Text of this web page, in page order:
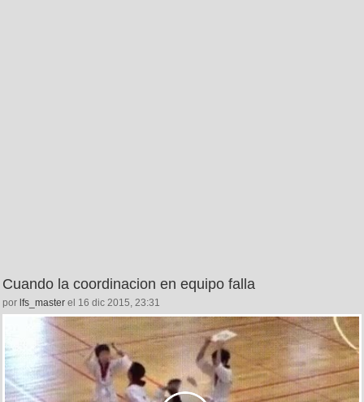
Cuando la coordinacion en equipo falla
por lfs_master el 16 dic 2015, 23:31